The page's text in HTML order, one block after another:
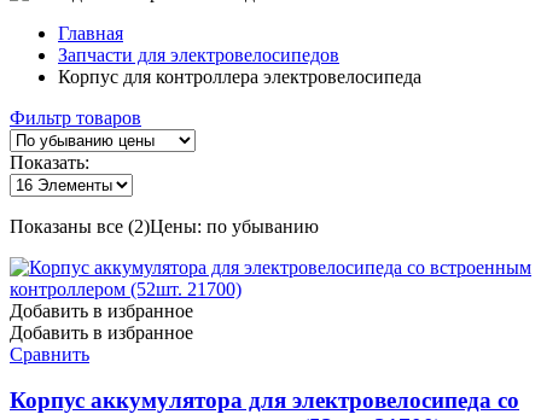
Главная
Запчасти для электровелосипедов
Корпус для контроллера электровелосипеда
Фильтр товаров
Показать:
Показаны все (2)Цены: по убыванию
Добавить в избранное
Добавить в избранное
Сравнить
Корпус аккумулятора для электровелосипеда со